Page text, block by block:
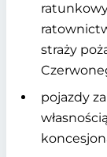
straży
pojazdy